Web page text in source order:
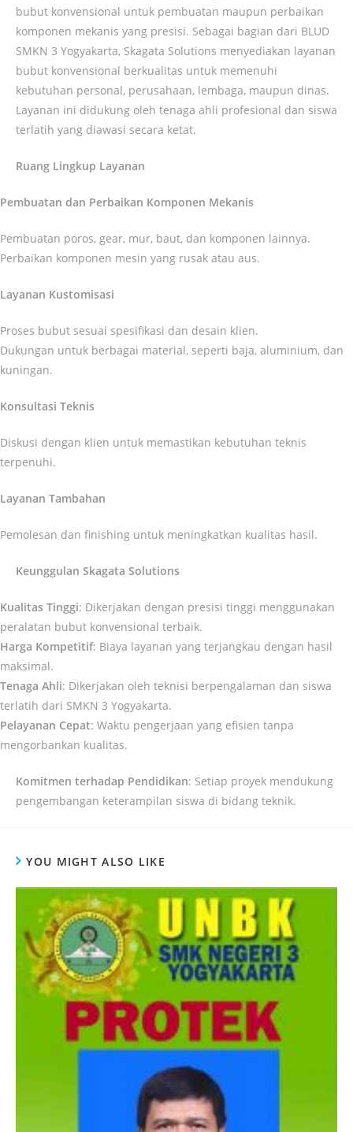
bubut konvensional untuk pembuatan maupun perbaikan
komponen mekanis yang presisi. Sebagai bagian dari BLUD
SMKN 3 Yogyakarta, Skagata Solutions menyediakan layanan
bubut konvensional berkualitas untuk memenuhi
kebutuhan personal, perusahaan, lembaga, maupun dinas.
Layanan ini didukung oleh tenaga ahli profesional dan siswa
terlatih yang diawasi secara ketat.
Ruang Lingkup Layanan
Pembuatan dan Perbaikan Komponen Mekanis
Pembuatan poros, gear, mur, baut, dan komponen lainnya.
Perbaikan komponen mesin yang rusak atau aus.
Layanan Kustomisasi
Proses bubut sesuai spesifikasi dan desain klien.
Dukungan untuk berbagai material, seperti baja, aluminium, dan
kuningan.
Konsultasi Teknis
Diskusi dengan klien untuk memastikan kebutuhan teknis
terpenuhi.
Layanan Tambahan
Pemolesan dan finishing untuk meningkatkan kualitas hasil.
Keunggulan Skagata Solutions
Kualitas Tinggi: Dikerjakan dengan presisi tinggi menggunakan
peralatan bubut konvensional terbaik.
Harga Kompetitif: Biaya layanan yang terjangkau dengan hasil
maksimal.
Tenaga Ahli: Dikerjakan oleh teknisi berpengalaman dan siswa
terlatih dari SMKN 3 Yogyakarta.
Pelayanan Cepat: Waktu pengerjaan yang efisien tanpa
mengorbankan kualitas.
Komitmen terhadap Pendidikan: Setiap proyek mendukung
pengembangan keterampilan siswa di bidang teknik.
YOU MIGHT ALSO LIKE